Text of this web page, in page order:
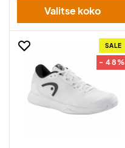
Valitse koko
SALE
- 48%